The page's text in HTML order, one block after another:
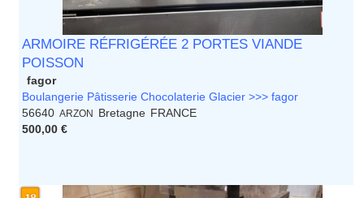
ARMOIRE RÉFRIGÉRÉE 2 PORTES VIANDE
POISSON
fagor
Boulangerie Pâtisserie Chocolaterie Glacier >>> fagor
56640 ARZON Bretagne FRANCE
500,00 €